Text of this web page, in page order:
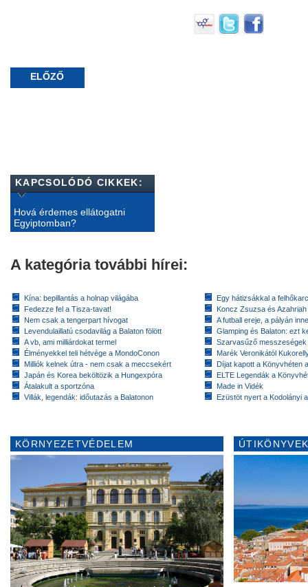
ELŐZŐ
KAPCSOLÓDÓ CIKKEK:
Hová érdemes ellátogatni
Egyiptomban?
A kategória további hírei:
Kína: bepillantás a holnap világába
Fedezze fel a Tisza-tavat!
Nem csak a tengerpart hívogat
Levendulaillatú csodavilág a Balaton fölött
A vb, ami milliárdokat termel
Élményekkel teli hétvége a MondoConon
Milliók kelnek útra - nem csak a meccsekért
Japán és Korea beköltözik a Hungexpóra
Átalakult a sportzóna
Villák, legendák: időutazás a Balatonon
Egy hátizsákkal a
Koncz Zsuzsa és
A futball ereje, a pályán
Glamping és Balaton: ezt
Szarvasűző messzeségek
Marék Veronikától
Díjat kapott a Könyvhéten
ELTE Legendák a
Made in Vidék
Ezüstöt nyert a Kodolányi
KÖRNYEZETVÉDELEM